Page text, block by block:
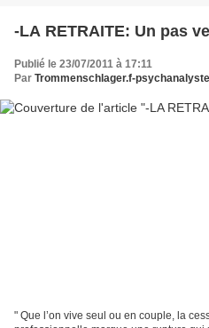
-LA RETRAITE: Un pas
Publié le 23/07/2011 à 17:11
Par Trommenschlager.f-
" Que l’on vive seul ou en couple, la